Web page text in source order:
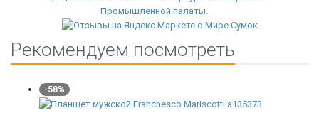
Рекомендуем посмотреть
-58%